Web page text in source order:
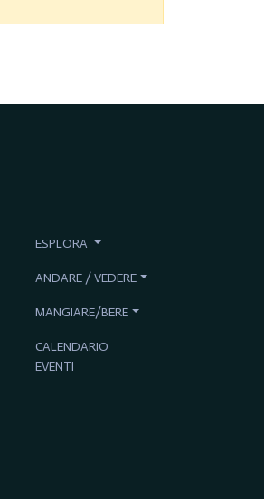
ESPLORA
ANDARE / VEDERE
MANGIARE/BERE
CALENDARIO
EVENTI